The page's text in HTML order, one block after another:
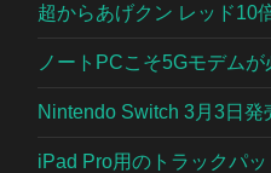
超からあげクン レッド10
ノートPCこそ5Gモデムが
Nintendo Switch 3月3日発
iPad Pro用のトラックパ